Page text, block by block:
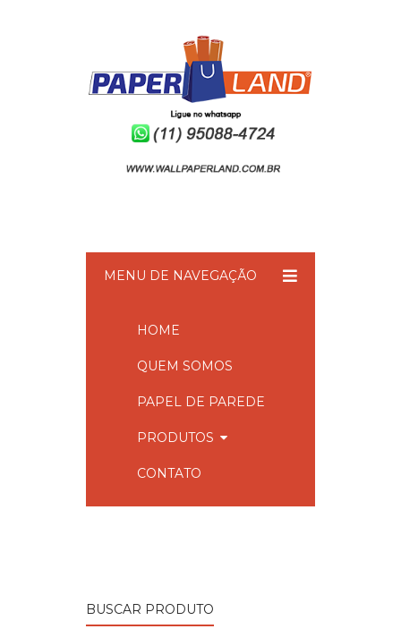
MENU DE NAVEGAÇÃO
HOME
QUEM SOMOS
PAPEL DE PAREDE
PRODUTOS
CONTATO
BUSCAR PRODUTO